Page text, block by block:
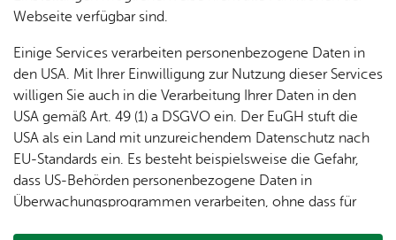
chen­
markt
Mit­tei­
lungs­
blatt
en­
Ge­
schic
h­te
ben
Lo­ka­le
Agen­
da
Ein­
rich­
tun­
gen
Die Gesellschaft für Geschichte und Heimatpflege und die
Kolpingfamilie FN-Berg lädt alle Mitglieder und
Interessierten zu diesem interessanten Vortrag von
Hartmut Semmler im Nikolaussaal des Gemeindehauses
Berg ein. Nähere Informationen finden Sie auf der Website
des Veranstalters.
Webseite verfügbar sind.
Einige Services verarbeiten personenbezogene Daten in
den USA. Mit Ihrer Einwilligung zur Nutzung dieser Services
willigen Sie auch in die Verarbeitung Ihrer Daten in den
USA gemäß Art. 49 (1) a DSGVO ein. Der EuGH stuft die
USA als ein Land mit unzureichendem Datenschutz nach
EU-Standards ein. Es besteht beispielsweise die Gefahr,
dass US-Behörden personenbezogene Daten in
Überwachungsprogrammen verarbeiten, ohne dass für